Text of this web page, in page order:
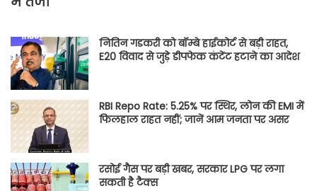
नितिन गडकरी को बॉम्बे हाईकोर्ट से बड़ी राहत,
E20 विवाद से जुड़े डीपफेक कंटेंट हटाने का आदेश
RBI Repo Rate: 5.25% पर स्थिर, लोन की EMI में
फिलहाल राहत नहीं; जानें आम जनता पर असर
रसोई गैस पर बड़ी खबर, सरकार LPG पर लगा
सकती है टैक्स